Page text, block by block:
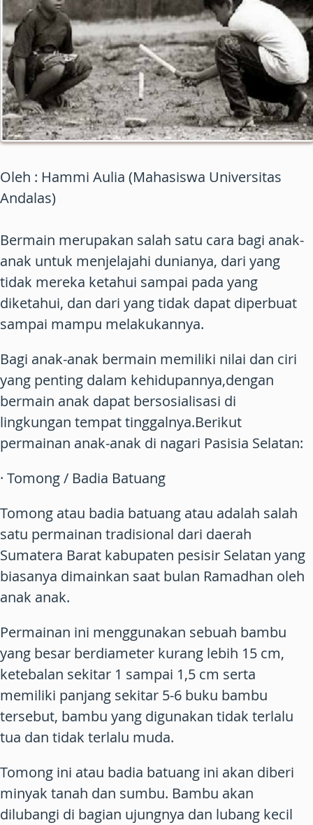
Oleh : Hammi Aulia (Mahasiswa Universitas
Andalas)
Bermain merupakan salah satu cara bagi anak-
anak untuk menjelajahi dunianya, dari yang
tidak mereka ketahui sampai pada yang
diketahui, dan dari yang tidak dapat diperbuat
sampai mampu melakukannya.
Bagi anak-anak bermain memiliki nilai dan ciri
yang penting dalam kehidupannya,dengan
bermain anak dapat bersosialisasi di
lingkungan tempat tinggalnya.Berikut
permainan anak-anak di nagari Pasisia Selatan:
· Tomong / Badia Batuang
Tomong atau badia batuang atau adalah salah
satu permainan tradisional dari daerah
Sumatera Barat kabupaten pesisir Selatan yang
biasanya dimainkan saat bulan Ramadhan oleh
anak anak.
Permainan ini menggunakan sebuah bambu
yang besar berdiameter kurang lebih 15 cm,
ketebalan sekitar 1 sampai 1,5 cm serta
memiliki panjang sekitar 5-6 buku bambu
tersebut, bambu yang digunakan tidak terlalu
tua dan tidak terlalu muda.
Tomong ini atau badia batuang ini akan diberi
minyak tanah dan sumbu. Bambu akan
dilubangi di bagian ujungnya dan lubang kecil